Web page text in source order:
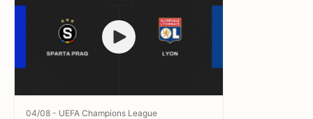
04/08 - UEFA Champions League